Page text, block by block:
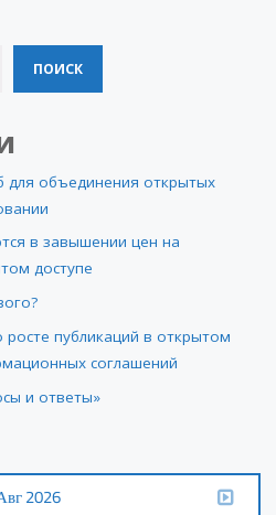
ПОИСК
для объединения открытых
в завышении цен на
доступе
публикаций в открытом
соглашений
и ответы»
2026